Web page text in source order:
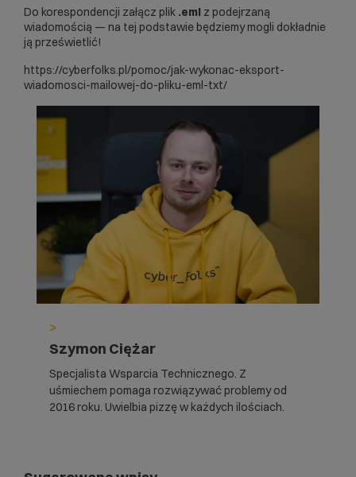
Do korespondencji załącz plik .eml z podejrzaną
wiadomością — na tej podstawie będziemy mogli dokładnie
ją prześwietlić!
https://cyberfolks.pl/pomoc/jak-wykonac-eksport-
wiadomosci-mailowej-do-pliku-eml-txt/
>
Szymon Ciężar
Specjalista Wsparcia Technicznego. Z
uśmiechem pomaga rozwiązywać problemy od
2016 roku. Uwielbia pizzę w każdych ilościach.